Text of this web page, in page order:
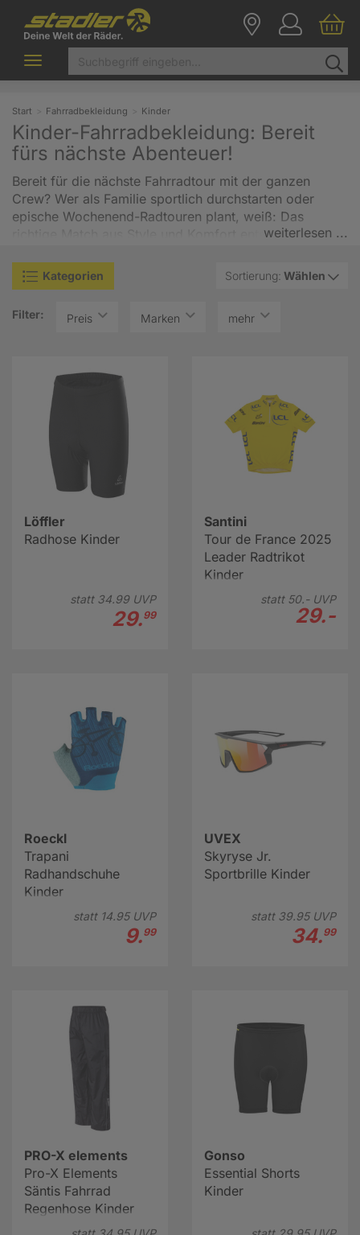
Toggle
navigation
Start Fahrradbekleidung Kinder
Kinder-Fahrradbekleidung: Bereit
fürs nächste Abenteuer!
Bereit für die nächste Fahrradtour mit der ganzen
Crew? Wer als Familie sportlich durchstarten oder
epische Wochenend-Radtouren plant, weiß: Das
richtige Match aus Style und Komfort entscheidet über
Biker genauso wie für die Großen! Auch wenn eure
Kids vielleicht nicht so schnell ins Schwitzen kommen –
Radtrikotund eine gepolsterte Radhose
absolute
weiterlesen ...
Sortierung: Wählen
Kategorien
Filter: Preis Marken mehr
Löffler
Radhose Kinder
statt 34.99UVP
29.99
Santini
Tour de France 2025
Leader Radtrikot
Kinder
statt 50.-UVP
29.-
Roeckl
Trapani
Radhandschuhe
Kinder
statt 14.95UVP
9.99
UVEX
Skyryse Jr.
Sportbrille Kinder
statt 39.95UVP
34.99
PRO-X elements
Pro-X Elements
Säntis Fahrrad
Regenhose Kinder
Gonso
Essential Shorts
Kinder